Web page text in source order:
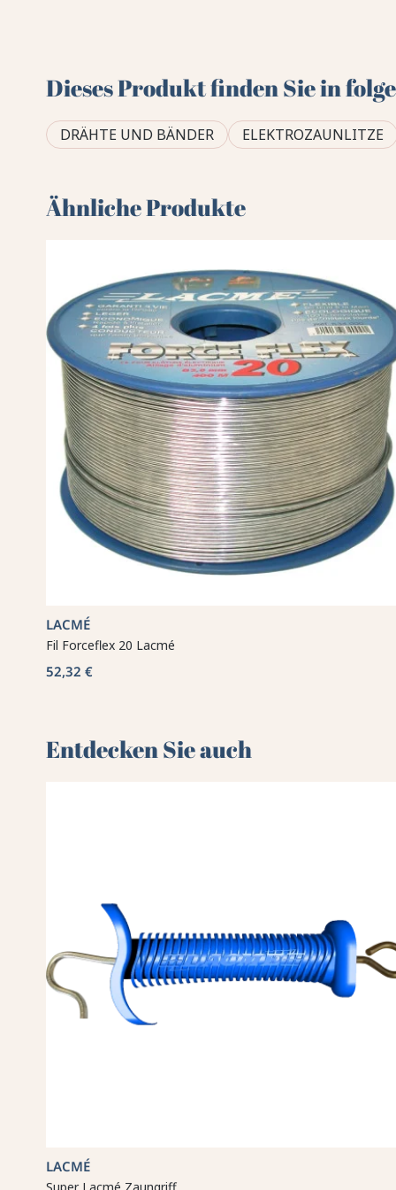
Dieses Produkt finden Sie in
DRÄHTE UND BÄNDER ELEKTROZAUNLITZE
Ähnliche Produkte
LACMÉ
Fil Forceflex 20 Lacmé
52,32 €
Entdecken Sie auch 🌻
LACMÉ